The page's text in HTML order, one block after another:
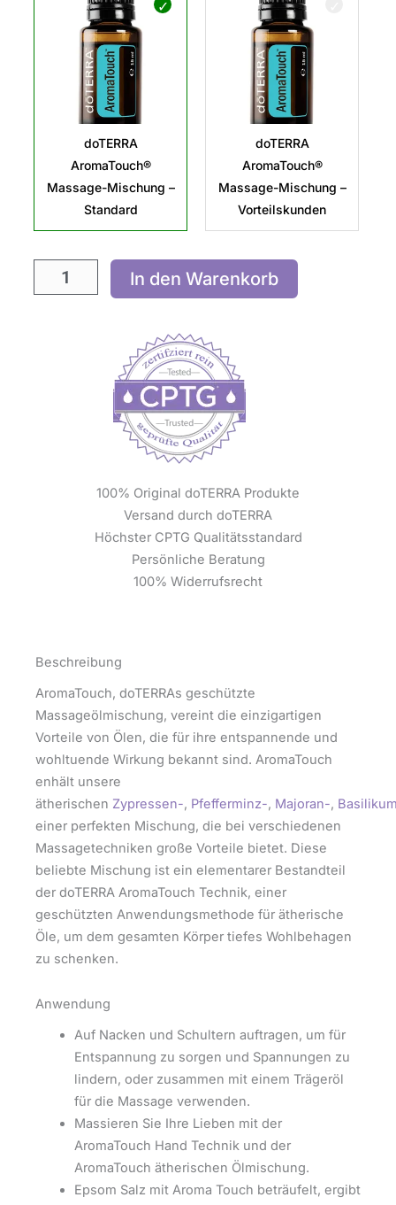
doTERRA
AromaTouch®
Massage-Mischung –
Standard
doTERRA
AromaTouch®
Massage-Mischung –
Vorteilskunden
Massage-
Mischung
In den Warenkorb
100% Original doTERRA Produkte
Versand durch doTERRA
Höchster CPTG Qualitätsstandard
Persönliche Beratung
100% Widerrufsrecht
Beschreibung
AromaTouch, doTERRAs geschützte
Massageölmischung, vereint die einzigartigen
Vorteile von Ölen, die für ihre entspannende und
wohltuende Wirkung bekannt sind. AromaTouch
enhält unsere
ätherischen Zypressen-, Pfefferminz-, Majoran-,
einer perfekten Mischung, die bei verschiedenen
Massagetechniken große Vorteile bietet. Diese
beliebte Mischung ist ein elementarer Bestandteil
der doTERRA AromaTouch Technik, einer
geschützten Anwendungsmethode für ätherische
Öle, um dem gesamten Körper tiefes Wohlbehagen
zu schenken.
Anwendung
Auf Nacken und Schultern auftragen, um für
Entspannung zu sorgen und Spannungen zu
lindern, oder zusammen mit einem Trägeröl
für die Massage verwenden.
Massieren Sie Ihre Lieben mit der
AromaTouch Hand Technik und der
AromaTouch ätherischen Ölmischung.
Epsom Salz mit Aroma Touch beträufelt, ergibt